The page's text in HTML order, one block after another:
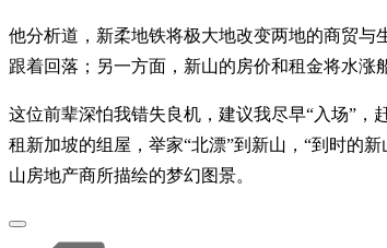
他分析道，新柔地铁将极大地改变两地的商贸
跟着回落；另一方面，新山的房价和租金将水涨
这位前辈深怕我错失良机，建议我尽早“入场”
租新加坡的组屋，举家“北漂”到新山，“到时的
山房地产商所描绘的梦幻图景。